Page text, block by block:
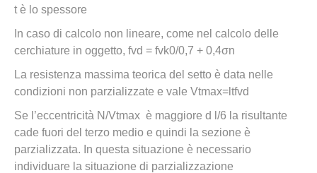
t è lo spessore
In caso di calcolo non lineare, come nel calcolo delle
cerchiature in oggetto, fvd = fvk0/0,7 + 0,4σn
La resistenza massima teorica del setto è data nelle
condizioni non parzializzate e vale Vtmax=ltfvd
Se l’eccentricità N/Vtmax è maggiore d l/6 la risultante
cade fuori del terzo medio e quindi la sezione è
parzializzata. In questa situazione è necessario
individuare la situazione di parzializzazione